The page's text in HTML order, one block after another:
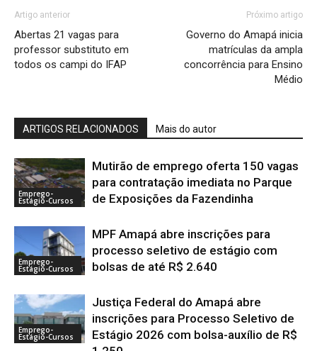
Artigo anterior
Abertas 21 vagas para
professor substituto em
todos os campi do IFAP
Próximo artigo
Governo do Amapá inicia
matrículas da ampla
concorrência para Ensino
Médio
ARTIGOS RELACIONADOS Mais do autor
Emprego-
Estágio-Cursos
Mutirão de emprego oferta 150 vagas
para contratação imediata no Parque
de Exposições da Fazendinha
Emprego-
Estágio-Cursos
MPF Amapá abre inscrições para
processo seletivo de estágio com
bolsas de até R$ 2.640
Emprego-
Estágio-Cursos
Justiça Federal do Amapá abre
inscrições para Processo Seletivo de
Estágio 2026 com bolsa-auxílio de R$